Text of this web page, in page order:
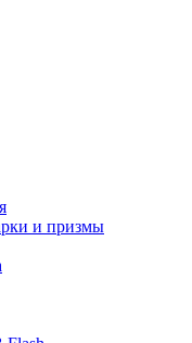
и призмы